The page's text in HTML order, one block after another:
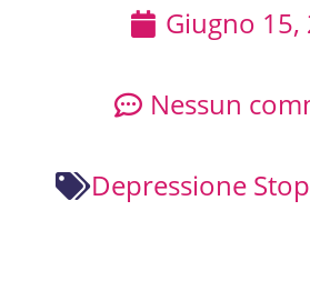
Giugno 15,
Nessun
Depressione